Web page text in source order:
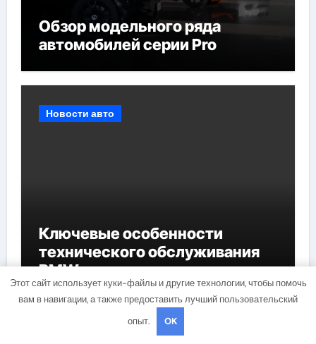
Обзор модельного ряда
автомобилей серии Pro
Новости авто
Ключевые особенности
технического обслуживания
BMW
Этот сайт использует куки-файлы и другие технологии, чтобы помочь
вам в навигации, а также предоставить лучший пользовательский
опыт.
OK